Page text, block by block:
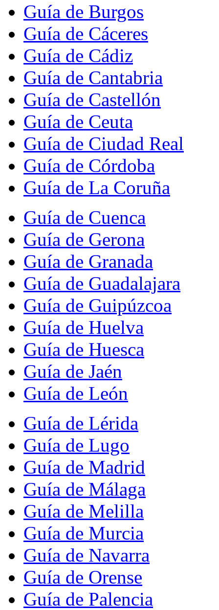
Guía de Burgos
Guía de Cáceres
Guía de Cádiz
Guía de Cantabria
Guía de Castellón
Guía de Ceuta
Guía de Ciudad Real
Guía de Córdoba
Guía de La Coruña
Guía de Cuenca
Guía de Gerona
Guía de Granada
Guía de Guadalajara
Guía de Guipúzcoa
Guía de Huelva
Guía de Huesca
Guía de Jaén
Guía de León
Guía de Lérida
Guía de Lugo
Guía de Madrid
Guía de Málaga
Guía de Melilla
Guía de Murcia
Guía de Navarra
Guía de Orense
Guía de Palencia